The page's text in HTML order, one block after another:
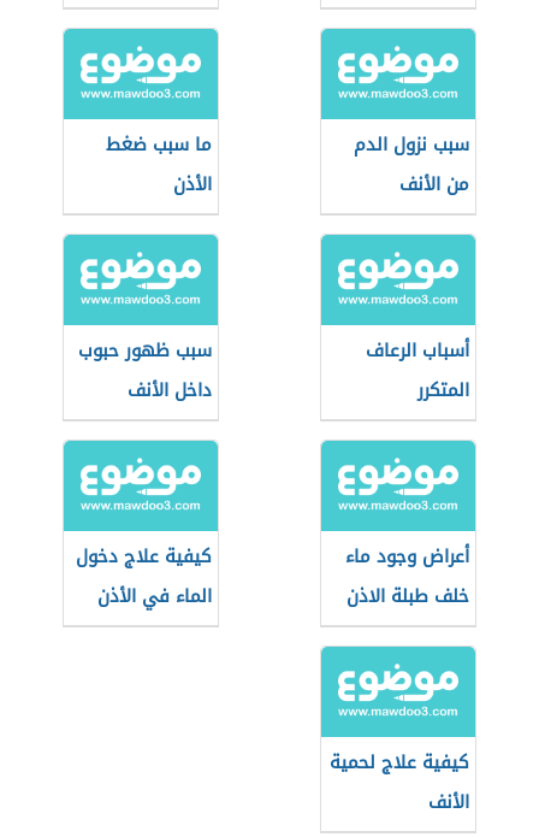
الإنسان
سبب نزول الدم
من الأنف
ما سبب ضغط
الأذن
أسباب الرعاف
المتكرر
سبب ظهور حبوب
داخل الأنف
أعراض وجود ماء
خلف طبلة الاذن
كيفية علاج دخول
الماء في الأذن
كيفية علاج لحمية
الأنف